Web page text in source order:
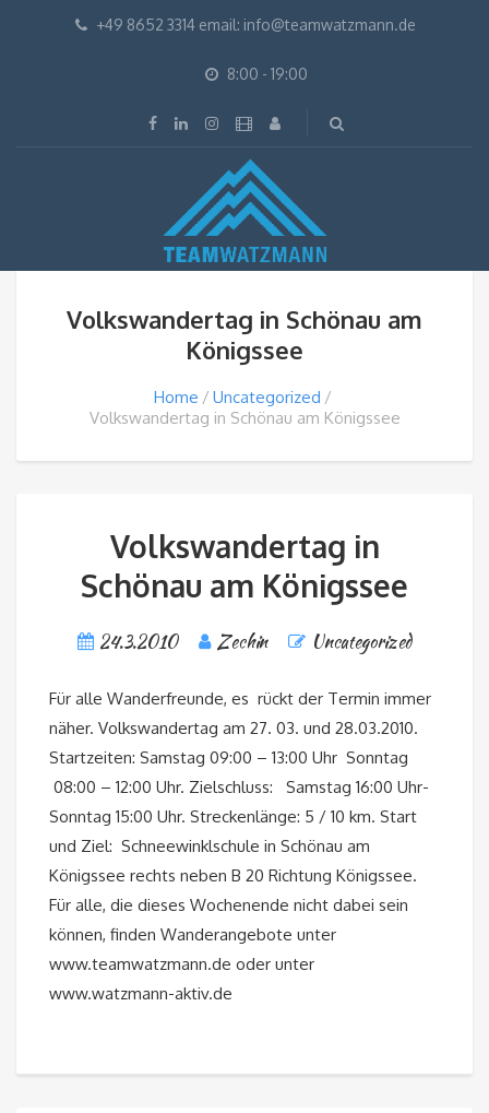
+49 8652 3314 email: info@teamwatzmann.de
8:00 - 19:00
Volkswandertag in Schönau am
Königssee
Home
Uncategorized
Volkswandertag in Schönau am Königssee
Volkswandertag in
Schönau am Königssee
24.3.2010 Zechin Uncategorized
Für alle Wanderfreunde, es rückt der Termin immer
näher. Volkswandertag am 27. 03. und 28.03.2010.
Startzeiten: Samstag 09:00 – 13:00 Uhr Sonntag
08:00 – 12:00 Uhr. Zielschluss: Samstag 16:00 Uhr-
Sonntag 15:00 Uhr. Streckenlänge: 5 / 10 km. Start
und Ziel: Schneewinklschule in Schönau am
Königssee rechts neben B 20 Richtung Königssee.
Für alle, die dieses Wochenende nicht dabei sein
können, finden Wanderangebote unter
www.teamwatzmann.de oder unter
www.watzmann-aktiv.de